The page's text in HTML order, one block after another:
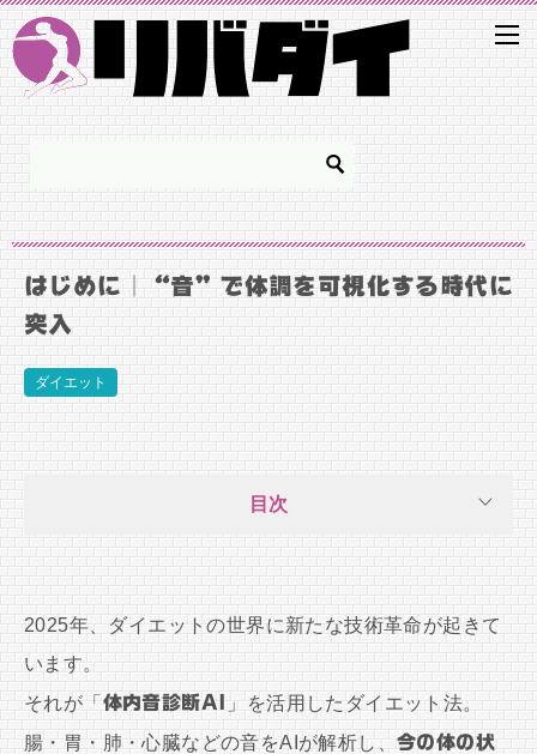
はじめに｜“音”で体調を可視化する時代に
突入
ダイエット
目次
2025年、ダイエットの世界に新たな技術革命が起きて
います。
それが「 体内音診断AI
」を活用したダイエット法。
腸・胃・肺・心臓などの音をAIが解析し、 今の体の状